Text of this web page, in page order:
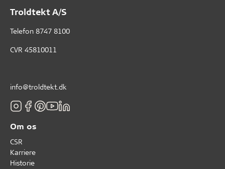
Troldtekt A/S
Telefon 8747 8100
CVR 45810011
info@troldtekt.dk
Om os
CSR
Karriere
Historie